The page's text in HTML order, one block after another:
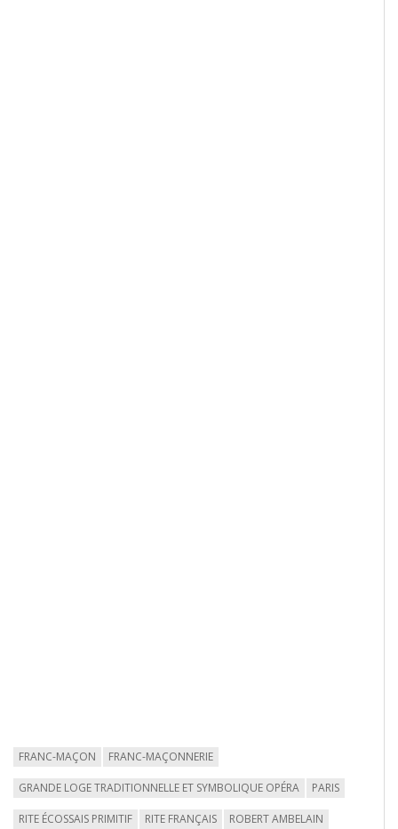
FRANC-MAÇON FRANC-MAÇONNERIE
GRANDE LOGE TRADITIONNELLE ET SYMBOLIQUE OPÉRA PARIS
RITE ÉCOSSAIS PRIMITIF RITE FRANÇAIS ROBERT AMBELAIN